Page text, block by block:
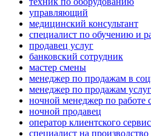
управляющий
медицинский консультант
специалист по обучению и
продавец услуг
банковский сотрудник
мастер смены
менеджер по продажам в
менеджер по продажам
ночной менеджер по работе
ночной продавец
оператор клиентского
специалист на производство